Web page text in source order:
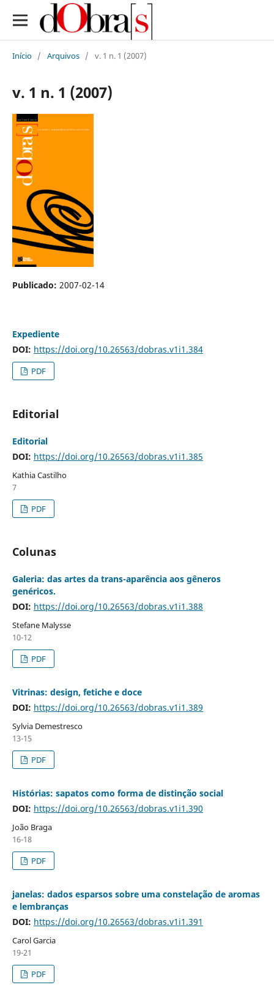
Início / Arquivos / v. 1 n. 1 (2007)
v. 1 n. 1 (2007)
Publicado: 2007-02-14
Expediente
DOI: https://doi.org/10.26563/dobras.v1i1.384
PDF
Editorial
Editorial
DOI: https://doi.org/10.26563/dobras.v1i1.385
Kathia Castilho
7
PDF
Colunas
Galeria: das artes da trans-aparência aos gêneros
genéricos.
DOI: https://doi.org/10.26563/dobras.v1i1.388
Stefane Malysse
10-12
PDF
Vitrinas: design, fetiche e doce
DOI: https://doi.org/10.26563/dobras.v1i1.389
Sylvia Demestresco
13-15
PDF
Histórias: sapatos como forma de distinção social
DOI: https://doi.org/10.26563/dobras.v1i1.390
João Braga
16-18
PDF
janelas: dados esparsos sobre uma constelação de aromas
e lembranças
DOI: https://doi.org/10.26563/dobras.v1i1.391
Carol Garcia
19-21
PDF